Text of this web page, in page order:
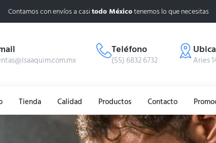
Contamos con envíos a casitodo Méxicotenemos lo que necesitas
Teléfono
(55) 6832 6732 Aries
Tienda Calidad Productos Contacto